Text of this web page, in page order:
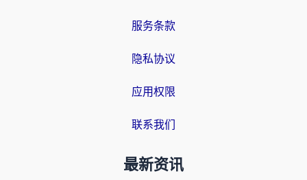
服务条款
隐私协议
应用权限
联系我们
最新资讯